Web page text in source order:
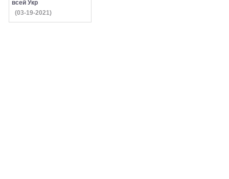
всей Укр
(03-19-2021)